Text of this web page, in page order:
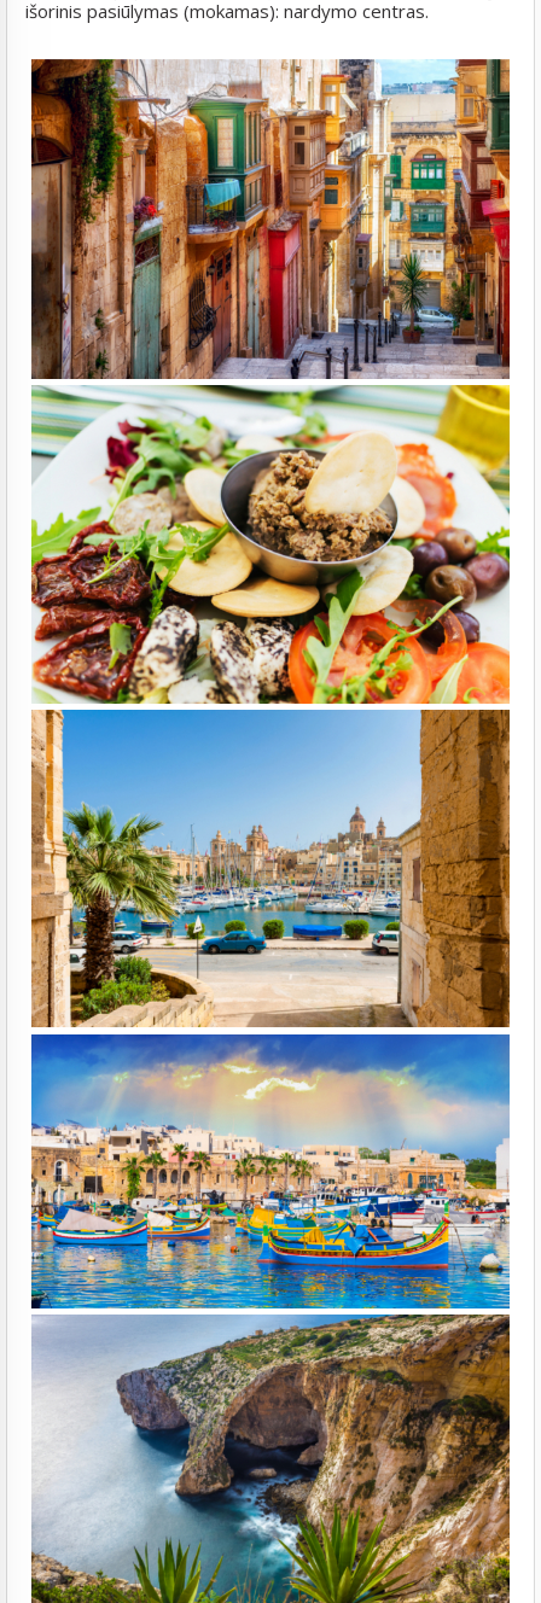
išorinis pasiūlymas (mokamas): nardymo centras.